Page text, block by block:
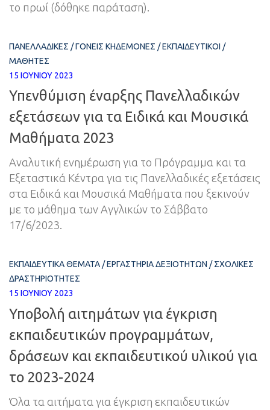
το πρωί (δόθηκε παράταση).
ΠΑΝΕΛΛΑΔΙΚΈΣ /ΓΟΝΕΊΣ ΚΗΔΕΜΌΝΕΣ /ΕΚΠΑΙΔΕΥΤΙΚΟΊ /
ΜΑΘΗΤΈΣ
15 ΙΟΥΝΊΟΥ 2023
Υπενθύμιση έναρξης Πανελλαδικών
εξετάσεων για τα Ειδικά και Μουσικά
Μαθήματα 2023
Αναλυτική ενημέρωση για το Πρόγραμμα και τα
Εξεταστικά Κέντρα για τις Πανελλαδικές εξετάσεις
στα Ειδικά και Μουσικά Μαθήματα που ξεκινούν
με το μάθημα των Αγγλικών το Σάββατο
17/6/2023.
ΕΚΠΑΙΔΕΥΤΙΚΆ ΘΈΜΑΤΑ/ΕΡΓΑΣΤΉΡΙΑ ΔΕΞΙΟΤΉΤΩΝ /ΣΧΟΛΙΚΈΣ
ΔΡΑΣΤΗΡΙΌΤΗΤΕΣ
15 ΙΟΥΝΊΟΥ 2023
Υποβολή αιτημάτων για έγκριση
εκπαιδευτικών προγραμμάτων,
δράσεων και εκπαιδευτικού υλικού για
το 2023-2024
Όλα τα αιτήματα για έγκριση εκπαιδευτικών